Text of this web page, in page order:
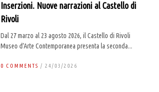
Inserzioni. Nuove narrazioni al Castello di
Rivoli
Dal 27 marzo al 23 agosto 2026, il Castello di Rivoli
Museo d’Arte Contemporanea presenta la seconda...
0 COMMENTS / 24/03/2026